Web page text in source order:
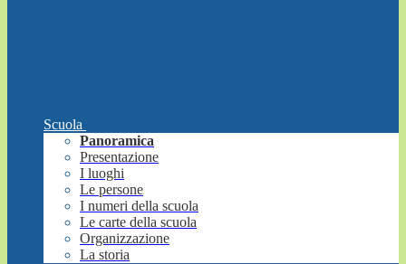
Scuola
Panoramica
Presentazione
I luoghi
Le persone
I numeri della scuola
Le carte della scuola
Organizzazione
La storia